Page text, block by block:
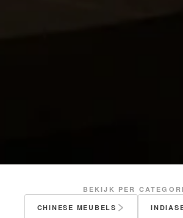
BEKIJK PER
CHINESE MEUBELS